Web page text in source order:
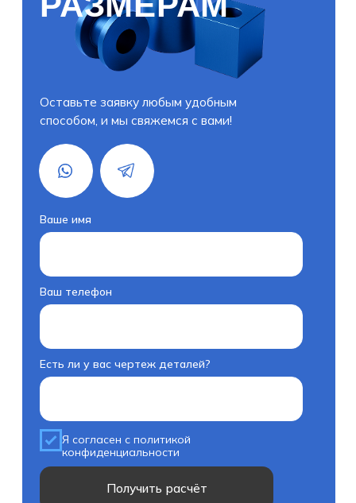
+7(000)000-00-00
Есть ли у вас чертеж деталей?
Я согласен с политикой
конфиденциальности